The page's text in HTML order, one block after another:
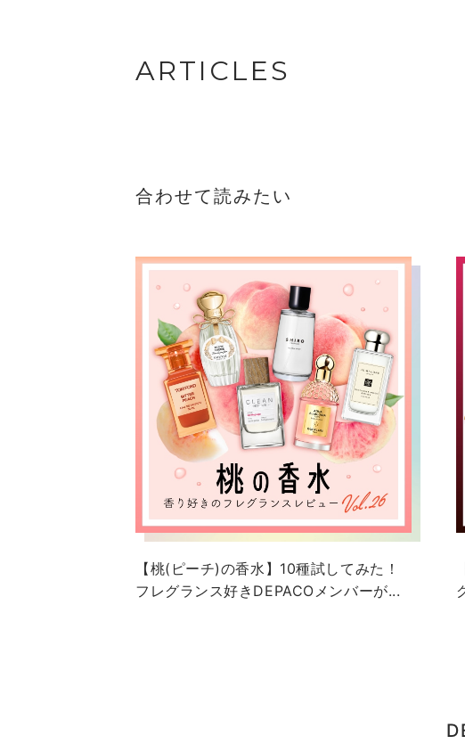
ARTICLES
合わせて読みたい
【桃(ピーチ)の香水】10種試してみた！
フレグランス好きDEPACOメンバーが...